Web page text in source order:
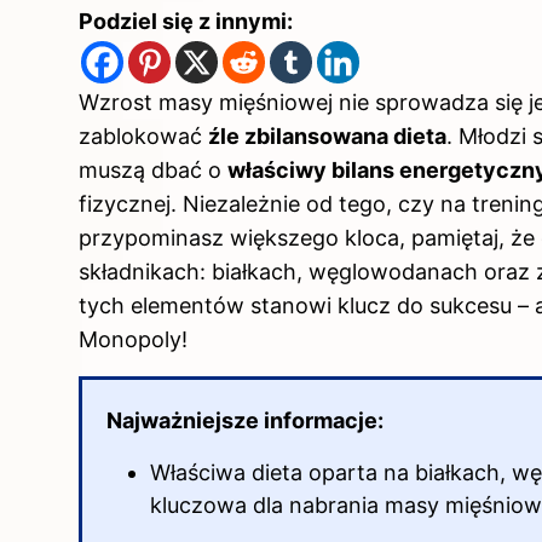
Podziel się z innymi:
Wzrost masy mięśniowej nie sprowadza się
zablokować źle zbilansowana dieta. Młodzi
muszą dbać o właściwy bilans
fizycznej. Niezależnie od tego, czy na
przypominasz większego kloca, pamiętaj,
składnikach: białkach, węglowodanach
tych elementów stanowi klucz do sukcesu –
Monopoly!
Najważniejsze informacje:
Właściwa dieta oparta na białkach,
kluczowa dla nabrania masy